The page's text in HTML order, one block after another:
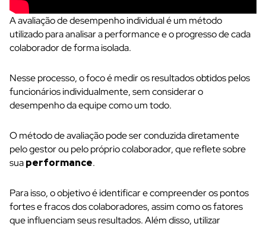
A avaliação de desempenho individual é um método
utilizado para analisar a performance e o progresso de cada
colaborador de forma isolada.
Nesse processo, o foco é medir os resultados obtidos pelos
funcionários individualmente, sem considerar o
desempenho da equipe como um todo.
O método de avaliação pode ser conduzida diretamente
pelo gestor ou pelo próprio colaborador, que reflete sobre
suaperformance.
Para isso, o objetivo é identificar e compreender os pontos
fortes e fracos dos colaboradores, assim como os fatores
que influenciam seus resultados. Além disso, utilizar